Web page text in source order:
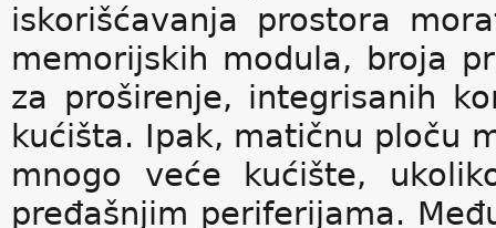
iskorišćavanja prostora
memorijskih modula, broja
za proširenje, integrisanih
kućišta. Ipak, matičnu ploču
mnogo veće kućište,
pređašnjim periferijama.